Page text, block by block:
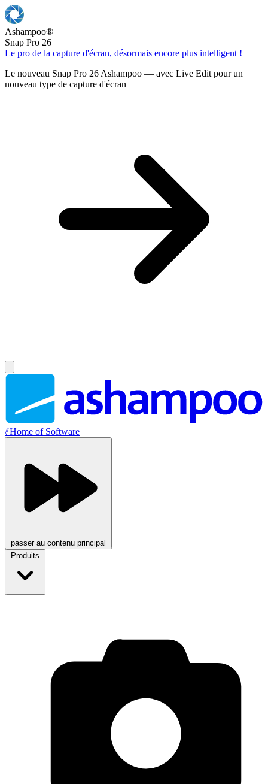
Ashampoo®
Snap Pro 26
Le pro de la capture d'écran, désormais encore plus intelligent !
Le nouveau Snap Pro 26 Ashampoo — avec Live Edit pour un
nouveau type de capture d'écran
//Home of Software
passer au contenu principal
Produits